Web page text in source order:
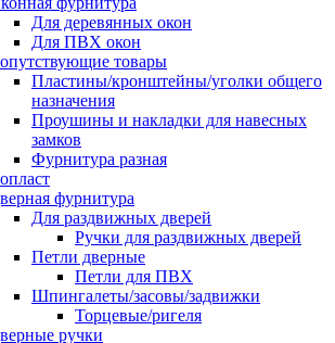
Для деревянных окон
Для ПВХ окон
товары
Пластины/кронштейны/уголки общего
назначения
Проушины и накладки для навесных
замков
Фурнитура разная
фурнитура
Для раздвижных дверей
Ручки для раздвижных дверей
Петли дверные
Петли для ПВХ
Шпингалеты/засовы/задвижки
Торцевые/ригеля
ручки